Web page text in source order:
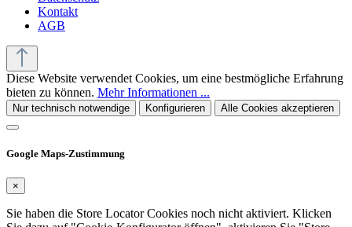
Kontakt
AGB
Diese Website verwendet Cookies, um eine bestmögliche Erfahrung
bieten zu können. Mehr Informationen ...
Nur technisch notwendige Konfigurieren Alle Cookies akzeptieren
Google Maps-Zustimmung
×
Sie haben die Store Locator Cookies noch nicht aktiviert. Klicken